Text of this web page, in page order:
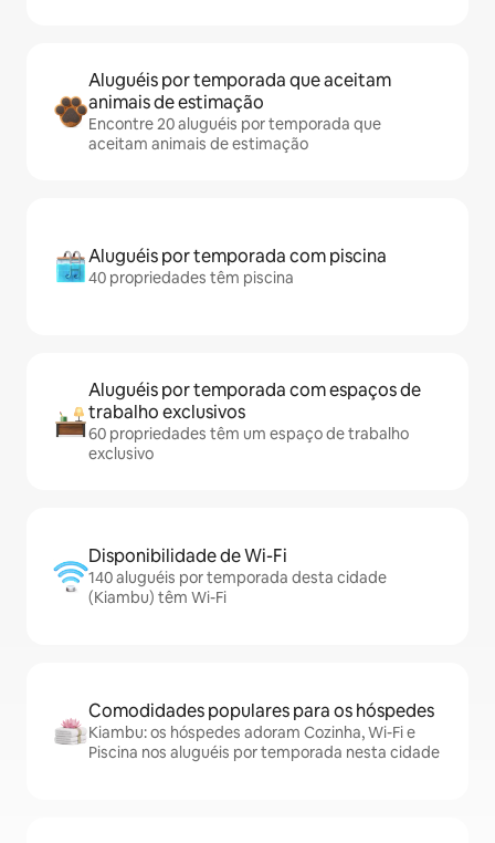
Aluguéis por temporada que aceitam
animais de estimação
Encontre 20 aluguéis por temporada que
aceitam animais de estimação
Aluguéis por temporada com piscina
40 propriedades têm piscina
Aluguéis por temporada com espaços de
trabalho exclusivos
60 propriedades têm um espaço de trabalho
exclusivo
Disponibilidade de Wi-Fi
140 aluguéis por temporada desta cidade
(Kiambu) têm Wi-Fi
Comodidades populares para os hóspedes
Kiambu: os hóspedes adoram Cozinha, Wi-Fi e
Piscina nos aluguéis por temporada nesta cidade